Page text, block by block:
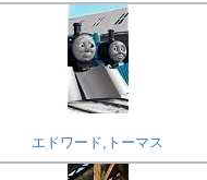
エドワード,トーマス